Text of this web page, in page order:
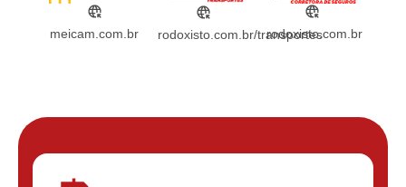
meicam.com.br rodoxisto.com.br/transportes
rodoxisto.com.br